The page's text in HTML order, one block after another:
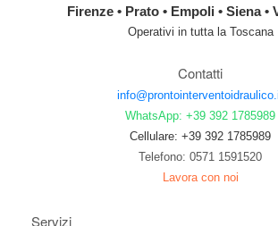
Firenze • Prato • Empoli • Siena •
Operativi in tutta la Toscana
Contatti
WhatsApp: +39 392 1785989
Cellulare: +39 392 1785989
Telefono: 0571 1591520
Lavora con noi
Servizi